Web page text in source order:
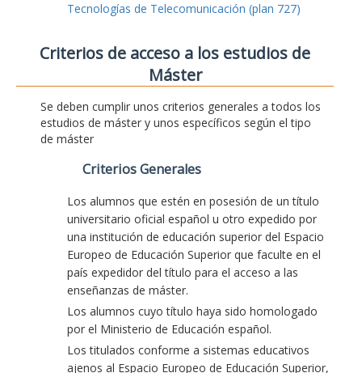
Tecnologías de Telecomunicación (plan 727)
Criterios de acceso a los estudios de
Máster
Se deben cumplir unos criterios generales a todos los
estudios de máster y unos específicos según el tipo
de máster
Criterios Generales
Los alumnos que estén en posesión de un título
universitario oficial español u otro expedido por
una institución de educación superior del Espacio
Europeo de Educación Superior que faculte en el
país expedidor del título para el acceso a las
enseñanzas de máster.
Los alumnos cuyo título haya sido homologado
por el Ministerio de Educación español.
Los titulados conforme a sistemas educativos
ajenos al Espacio Europeo de Educación Superior,